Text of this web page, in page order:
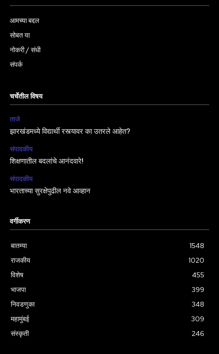
आमच्या बद्दल
सोबत या
नोकरी / संधी
संपर्क
चर्चेतील विषय
ताजे
झारखंडमध्ये विद्यार्थी रस्त्यावर का उतरले आहेत?
संपादकीय
शिक्षणातील बदलांचे आनंदवारे!
संपादकीय
भारताच्या सुरक्षेपुढील नवे आव्हान
वर्गीकरण
बातम्या
1548
राजकीय
1020
विशेष
455
भाजपा
399
निवडणुका
348
महामुंबई
309
संस्कृती
246